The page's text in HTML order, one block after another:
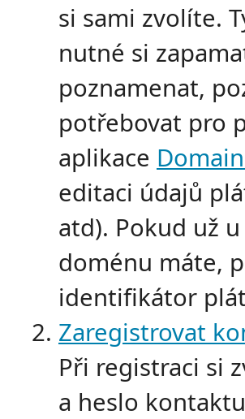
si sami zvolíte.
nutné si
poznamenat,
potřebovat pro
aplikace
editaci údajů
atd). Pokud už
doménu máte,
identifikátor
Zaregistrovat
Při registraci si
a heslo